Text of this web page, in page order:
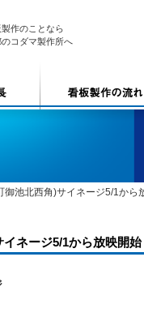
作のことなら
のコダマ製作所へ
御池北西角)サイネージ5/1から
ネージ5/1から放映開始